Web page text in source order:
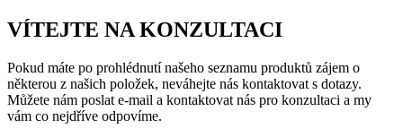
VÍTEJTE NA KONZULTACI
Pokud máte po prohlédnutí našeho seznamu produktů zájem o
některou z našich položek, neváhejte nás kontaktovat s dotazy.
Můžete nám poslat e-mail a kontaktovat nás pro konzultaci a my
vám co nejdříve odpovíme.